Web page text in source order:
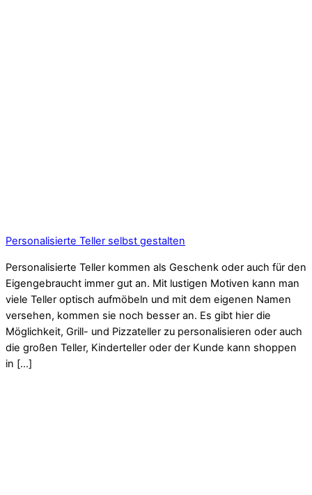
Personalisierte Teller selbst gestalten
Personalisierte Teller kommen als Geschenk oder auch für den
Eigengebraucht immer gut an. Mit lustigen Motiven kann man
viele Teller optisch aufmöbeln und mit dem eigenen Namen
versehen, kommen sie noch besser an. Es gibt hier die
Möglichkeit, Grill- und Pizzateller zu personalisieren oder auch
die großen Teller, Kinderteller oder der Kunde kann shoppen
in […]